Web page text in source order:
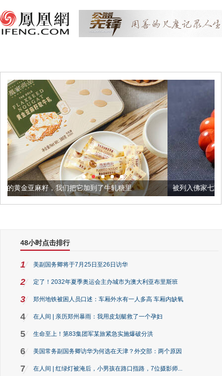
把它加到了牛轧糖里 被列入佛家七宝的它到底有多美？
48小时点击排行
1 美副国务卿将于7月25日至26日访华
2 定了！2032年夏季奥运会主办城市为澳大利亚布里斯班
3 郑州地铁被困人员口述：车厢外水有一人多高 车厢内缺氧
4 在人间 | 亲历郑州暴雨：我用皮划艇救了一个孕妇
5 生命至上！第83集团军某旅紧急实施爆破分洪
6 美国常务副国务卿访华为何选在天津？外交部：两个原因
7 在人间 | 红绿灯被淹后，小男孩在路口指路，7位摄影师...